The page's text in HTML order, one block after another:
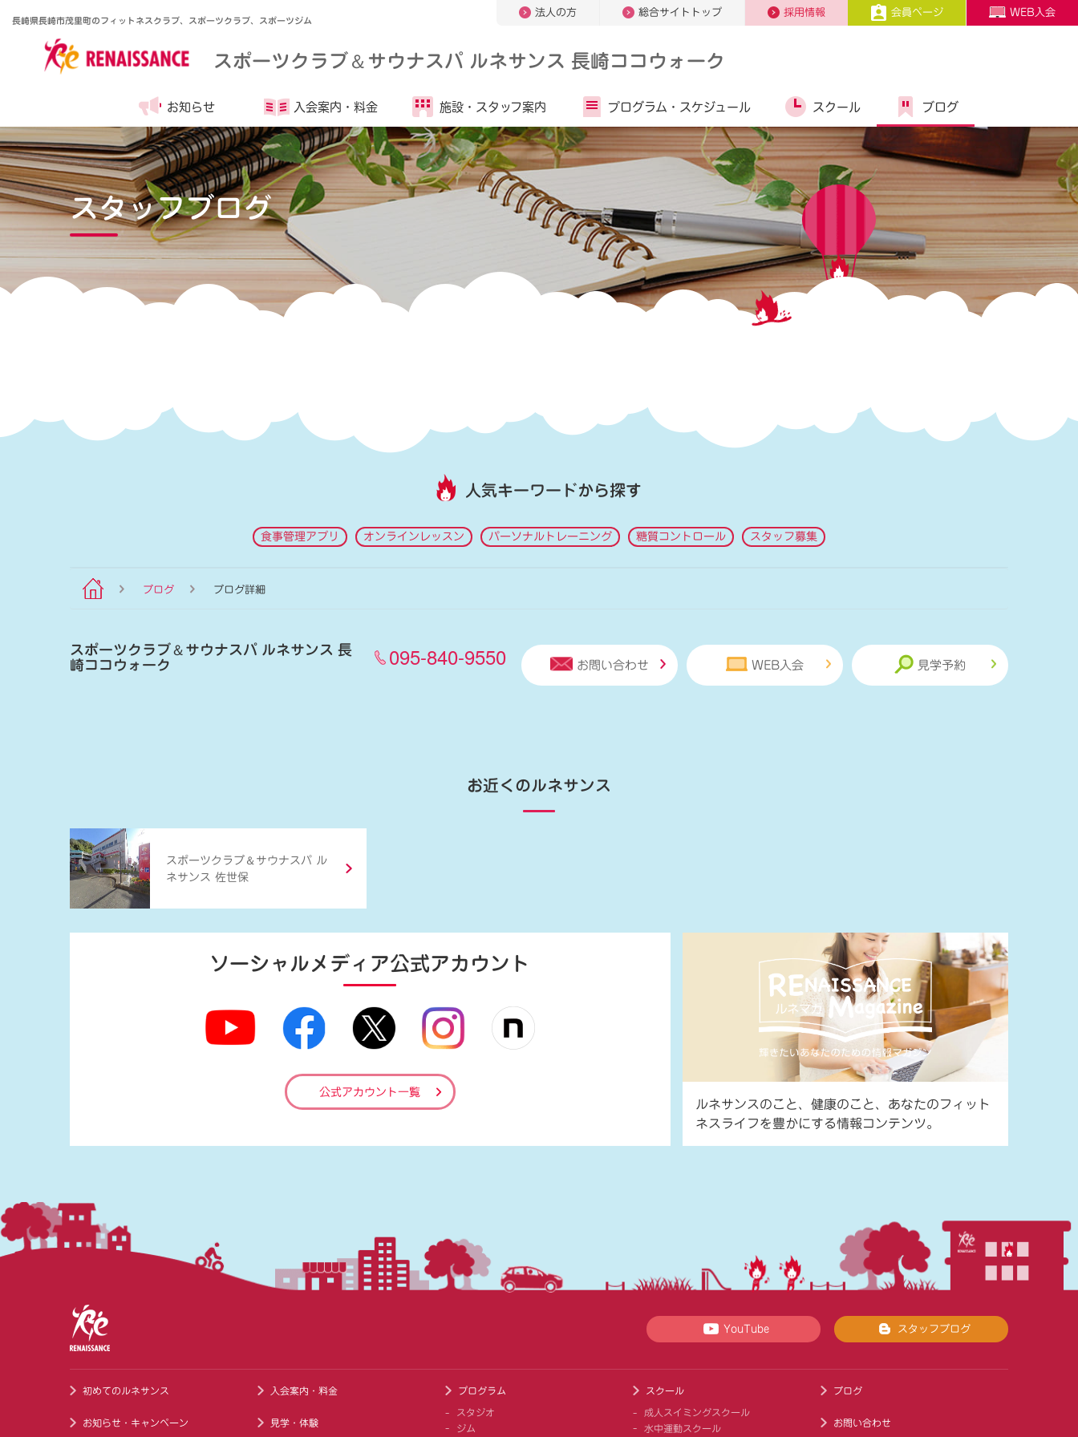
長崎県長崎市茂里町のフィットネスクラブ、スポーツクラブ、スポーツジム
法人の方 総合サイトトップ 採用情報 会員ページ WEB入会
スポーツクラブ＆サウナスパ ルネサンス 長崎ココウォーク
お知らせ 入会案内・ 料金 施設・ スタッフ案内 プログラム・ スケジュール スクール ブログ
スタッフブログ
人気キーワードから探す
食事管理アプリ オンラインレッスン パーソナルトレーニング 糖質コントロール スタッフ募集
ブログ ブログ詳細
スポーツクラブ＆サウナスパ ルネサンス 長
崎ココウォーク 095-840-9550 お問い合わせ WEB入会 見学予約
お近くのルネサンス
スポーツクラブ ＆ サウナスパ ル
ネサンス 佐世保
ソーシャルメディア公式アカウント
公式アカウント一覧
ルネサンスのこと、健康のこと、あなたのフィット
ネスライフを豊かにする情報コンテンツ。
YouTube スタッフブログ
初めてのルネサンス
お知らせ・キャンペーン
入会案内・料金
見学・体験
プログラム
スタジオ
ジム
スクール
成人スイミングスクール
水中運動スクール
ブログ
お問い合わせ